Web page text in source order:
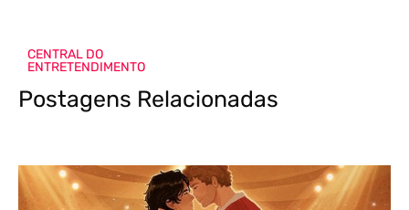
CENTRAL DO
ENTRETENDIMENTO
Postagens Relacionadas